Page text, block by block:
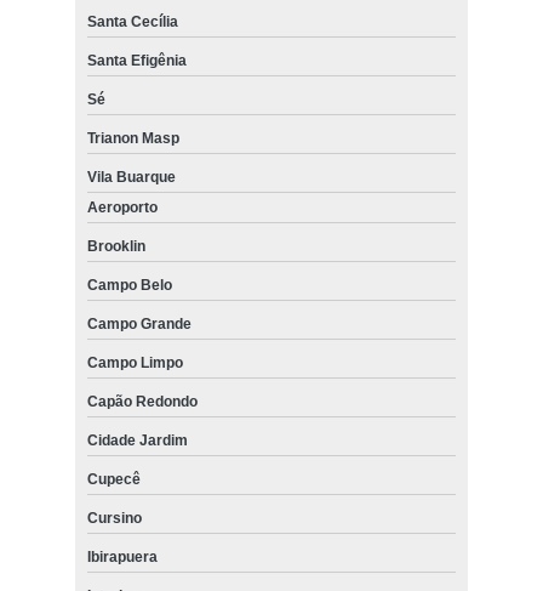
Santa Cecília
Santa Efigênia
Sé
Trianon Masp
Vila Buarque
Aeroporto
Brooklin
Campo Belo
Campo Grande
Campo Limpo
Capão Redondo
Cidade Jardim
Cupecê
Cursino
Ibirapuera